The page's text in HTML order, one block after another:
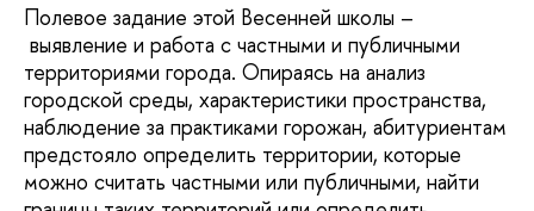
Полевое задание этой Весенней школы –
выявление и работа с частными и публичными
территориями города. Опираясь на анализ
городской среды, характеристики пространства,
наблюдение за практиками горожан, абитуриентам
предстояло определить территории, которые
можно считать частными или публичными, найти